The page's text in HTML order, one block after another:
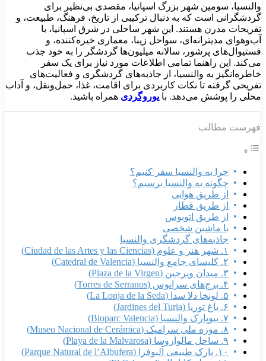
سومین شهر بزرگ اسپانیا، مقصدی بی‌نظیر برای
است که به دنبال ترکیبی از تاریخ، فرهنگ، طبیعت، و
مدرن هستند. این شهر ساحلی در شرق اسپانیا، با
مدیترانه‌ای، سواحل زیبا، معماری خیره‌کننده، و
پرشور، سالانه میلیون‌ها گردشگر را به خود جذب
این راهنما تمامی اطلاعات مورد نیاز برای یک سفر
به والنسیا، از جاذبه‌های گردشگری و فعالیت‌های
گرفته تا نکات کاربردی برای اقامت، غذا، حمل‌ونقل، و آداب
را پوشش می‌دهد. با یوروگردیهمراه باشید.
مطالب
چرا به والنسیا سفر کنیم؟
چگونه به والنسیا برسیم؟
از طریق هوایی
از طریق قطار
از طریق اتوبوس
با ماشین شخصی
جاذبه‌های گردشگری والنسیا
۱. شهر هنر و علوم (Ciudad de las Artes y las Ciencias)
۲. کلیسای جامع والنسیا (Catedral de Valencia)
۳. میدان ویرجین (Plaza de la Virgen)
۴. برج‌های سرانوس (Torres de Serranos)
۵. لونخا دلا سدا (La Lonja de la Seda)
۶. باغ توریا (Jardines del Turia)
۷. بیوپارک والنسیا (Bioparc Valencia)
۸. موزه ملی سرامیک (Museo Nacional de Cerámica)
۹. ساحل مالواروسا (Playa de la Malvarosa)
۱۰. پارک طبیعی آلبوفرا (Parque Natural de l’Albufera)